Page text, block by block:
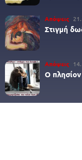
Απόψεις
Στιγμή
Απόψεις
Ο